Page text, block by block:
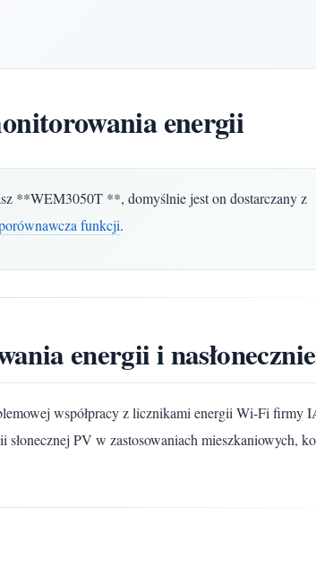
energii
**WEM3050T **, domyślnie jest on dostarczany z
funkcji.
energii i
współpracy z licznikami energii Wi-Fi firmy
PV w zastosowaniach mieszkaniowych,